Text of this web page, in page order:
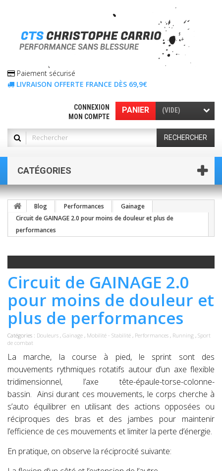
Paiement sécurisé
LIVRAISON OFFERTE FRANCE DÈS 69,9€
PANIER (VIDE)
CONNEXION
MON COMPTE
RECHERCHER
CATÉGORIES
Blog Performances
Gainage
Circuit de GAINAGE 2.0 pour moins de douleur et plus de
performances
Circuit de GAINAGE 2.0
pour moins de douleur et
plus de performances
Catégories : Douleurs , Gainage , Mobilité - Stabilité , Performances , Running , Sport
de combat
La marche, la course à pied, le sprint sont des
mouvements rythmiques rotatifs autour d’un axe flexible
tridimensionnel, l’axe tête-épaule-torse-colonne-
bassin. Ainsi durant ces mouvements, le corps cherche à
s’auto équilibrer en utilisant des actions opposées ou
réciproques des bras et des jambes pour maintenir
l’efficience de ces mouvements et limiter la perte d’énergie.
En pratique, on observe la réciprocité suivante: